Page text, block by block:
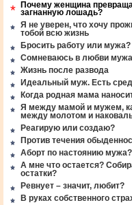
*
Почему женщина
загнанную лошадь?
Я не уверен, что хочу
тобой всю жизнь
Бросить работу или мужа?
Сомневаюсь в любви мужа
Жизнь после развода
Идеальный муж. Есть
Когда родная мама
Я между мамой и мужем,
между молотом и
Реагирую или создаю?
Против течения
Аборт по настоянию мужа?
А мне что остается?
остатки?
Ревнует – значит, любит?
В руках собственного